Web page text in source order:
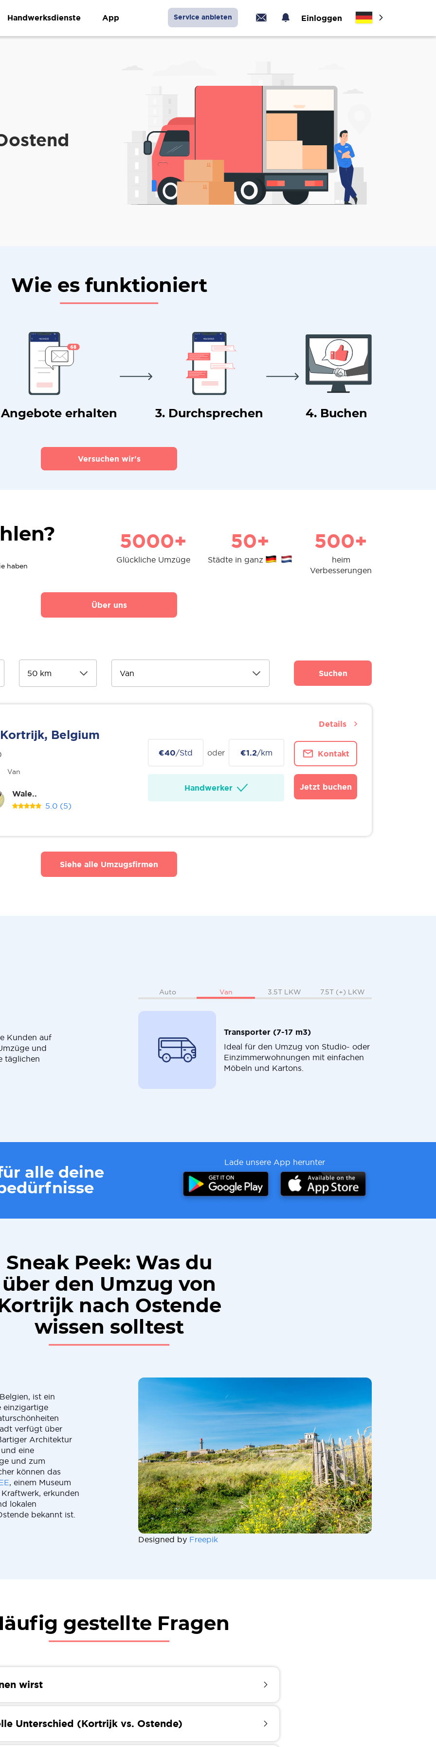
Handwerksdienste App Service anbieten Einloggen
Wie es funktioniert
Angebote erhalten 3. Durchsprechen 4. Buchen
Versuchen wir's
haben
5000+
Glückliche Umzüge
50+
Städte in ganz
500+
heim
Verbesserungen
Über uns
Suchen
Kortrijk, Belgium
Van
Wale..
5.0 (5)
€40/Std oder €1.2/km
Handwerker
Kontakt
Jetzt buchen
Details
Siehe alle Umzugsfirmen
Kunden auf
und
täglichen
Auto Van 3.5T LKW 7.5T (+) LKW
Transporter (7-17 m3)
Ideal für den Umzug von Studio- oder
Einzimmerwohnungen mit einfachen
Möbeln und Kartons.
alle deine
Lade unsere App herunter
Sneak Peek: Was du
über den Umzug von
nach Ostende
wissen solltest
ist ein
einzigartige
verfügt über
Architektur
eine
und zum
können das
, einem Museum
erkunden
lokalen
bekannt ist.
Designed by Freepik
gestellte Fragen
wirst
erfährst du mehr über den Umzug von Kortrijk nach Ostende. Du
über kulturelle Unterschiede, das Steuersystem, Bildung, Wohnen
stellen dir die notwendigen Informationen zur Verfügung, um dir
zu helfen.
Unterschied (Kortrijk vs. Ostende)